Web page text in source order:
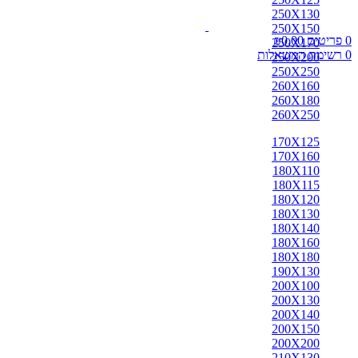
0 פריטים ₪0.00
0 רשימת המשאלות
250X130
250X150
250X170
250X200
250X250
260X160
260X180
260X250
170X125
170X160
180X110
180X115
180X120
180X130
180X140
180X160
180X180
190X130
200X100
200X130
200X140
200X150
200X200
אבאדה
אובוסון
אוזבקי
איספהאן
אנגלי
אפגן
ארדביל
באלוצי
בחטיאר
ביג'אר
בירגאנד
בלגי
ברבר
ג'יג'ים
גאבה
גבה
גוש'אגן
גושאגאן
דורוחש
האגלו
הודי
הולביין
הריז